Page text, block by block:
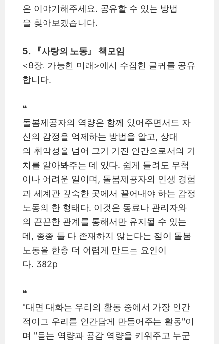
은 이야기해주세요. 공유할 수 있는 방법
을 찾아보겠습니다.
5. 『사랑의 노동』 책모임
<8장. 가능한 미래>에서 수집한 글귀를 공유
합니다.
❝
돌봄제공자의 역량은 함께 있어주면서도 자
신의 감정을 억제하는 방법을 알고, 상대
의 취약성을 넘어 그가 가진 인간으로서의 가
치를 알아봐주는 데 있다. 쉽게 들려도 무척
이나 어려운 일이며, 돌봄제공자의 인생 경험
과 세계관 깊숙한 곳에서 끌어내야 하는 감정
노동의 한 형태다. 이것은 동료나 관리자와
의 끈끈한 관계를 통해서만 유지될 수 있는
데, 종종 둘 다 존재하지 않는다는 점이 돌봄
노동을 한층 더 어렵게 만드는 요인이
다. 382p
❝
"대면 대화는 우리의 활동 중에서 가장 인간
적이고 우리를 인간답게 만들어주는 활동"이
며 "듣는 역량과 공감 역량을 키워주고 누군